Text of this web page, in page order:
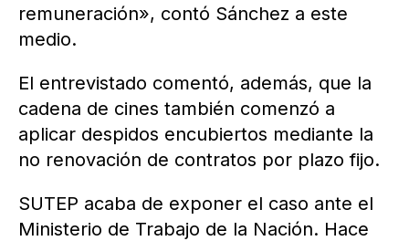
remuneración», contó Sánchez a este
medio.
El entrevistado comentó, además, que la
cadena de cines también comenzó a
aplicar despidos encubiertos mediante la
no renovación de contratos por plazo fijo.
SUTEP acaba de exponer el caso ante el
Ministerio de Trabajo de la Nación. Hace